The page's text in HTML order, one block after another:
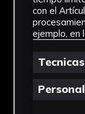
con el
ejemplo, en
Tecnicas